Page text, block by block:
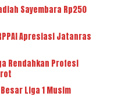
Sayembara Rp250
Apresiasi Jatanras
Rendahkan Profesi
Liga 1 Musim